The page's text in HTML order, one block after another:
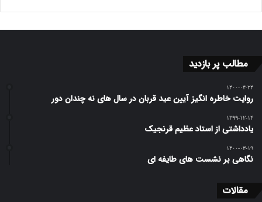
مطالب پر بازدید
۱۴۰۰-۰۴-۲۴
روایت خاطره انگیز آیین عید قربان در سال های نه چندان دور
۱۳۹۹-۱۲-۱۴
یادداشتی از استاد عظیم قرنجیک
۱۴۰۰-۰۳-۱۹
نگاهی بر نشست های طایفه ای
مقالات